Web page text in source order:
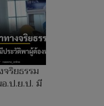
ริยธรรม
.ป.ย.ป. มี